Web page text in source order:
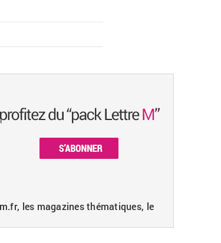
les magazines thématiques, le